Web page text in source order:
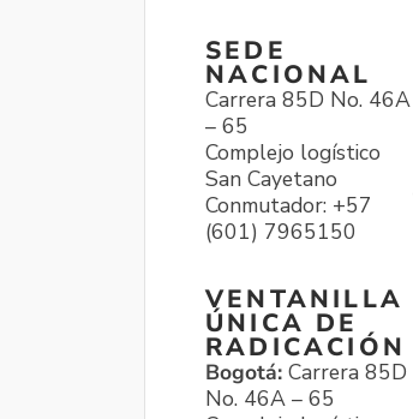
SEDE
NACIONAL
Carrera 85D No. 46A
– 65
Complejo logístico
San Cayetano
Conmutador: +57
(601) 7965150
VENTANILLA
ÚNICA DE
RADICACIÓN
Bogotá: Carrera 85D
No. 46A – 65